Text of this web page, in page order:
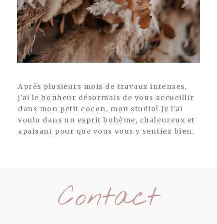
Après plusieurs mois de travaux intenses,
j'ai le bonheur désormais de vous accueillir
dans mon petit cocon, mon studio! Je l'ai
voulu dans un esprit bohème, chaleureux et
apaisant pour que vous vous y sentiez bien.
Contact